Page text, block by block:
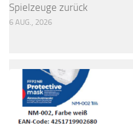
Spielzeuge zurück
6 AUG., 2026